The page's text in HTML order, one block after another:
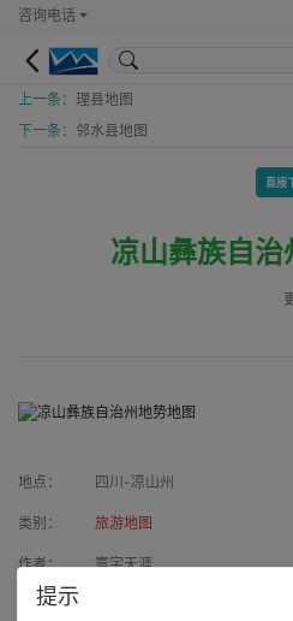
咨询电话
上一条： 理县地图
下一条： 邻水县地图
直接
凉山彝族自治
地点： 四川-凉山州
类别： 旅游地图
作者： 寰宇天涯
来源：
提示